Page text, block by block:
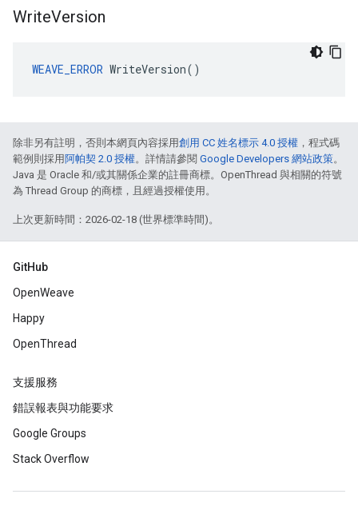
WriteVersion
WEAVE_ERROR WriteVersion()
除非另有註明，否則本網頁內容採用創用 CC 姓名標示 4.0 授權 ，程式碼
範例則採用 阿帕契 2.0 授權。詳情請參閱 Google Developers 網站政策。
Java 是 Oracle 和/或其關係企業的註冊商標。OpenThread 與相關的符號
為 Thread Group 的商標，且經過授權使用。
上次更新時間：2026-02-18 (世界標準時間)。
GitHub
OpenWeave
Happy
OpenThread
支援服務
錯誤報表與功能要求
Google Groups
Stack Overflow